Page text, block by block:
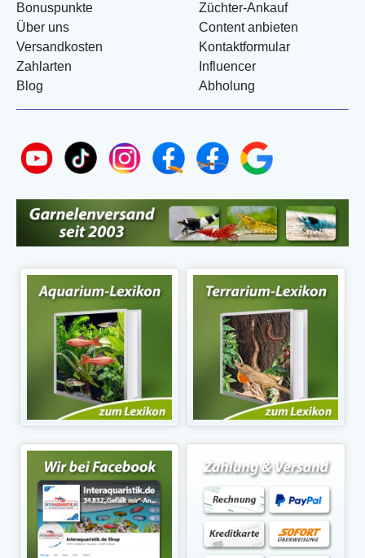
Bonuspunkte
Über uns
Versandkosten
Zahlarten
Blog
Züchter-Ankauf
Content anbieten
Kontaktformular
Influencer
Abholung